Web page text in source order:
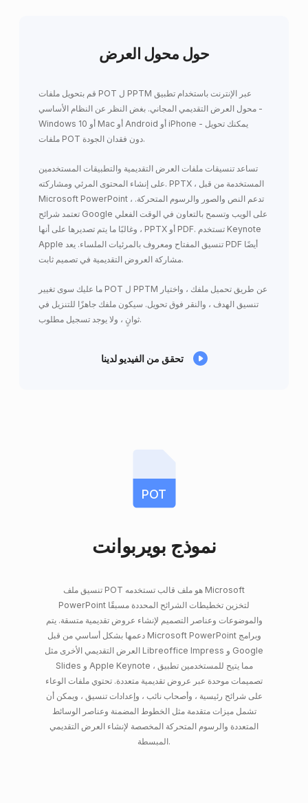
حول محول العرض
قم بتحويل ملفات POT ل PPTM عبر الإنترنت باستخدام تطبيق
محول العرض التقديمي المجاني. بغض النظر عن النظام الأساسي -
Windows 10 أو Mac أو Android أو iPhone - يمكنك تحويل
ملفات POT دون فقدان الجودة.
تساعد تنسيقات ملفات العرض التقديمية والتطبيقات المستخدمين
على إنشاء المحتوى المرئي ومشاركته. PPTX ، المستخدمة من قبل
Microsoft PowerPoint ، تدعم النص والصور والرسوم المتحركة.
تعتمد شرائح Google على الويب وتسمح بالتعاون في الوقت الفعلي
، وغالبًا ما يتم تصديرها على أنها PPTX أو PDF. تستخدم Keynote
Apple تنسيق المفتاح ومعروف بالمرئيات الملساء. يعد PDF أيضًا
مشاركة العروض التقديمية في تصميم ثابت.
ما عليك سوى تغيير POT ل PPTM عن طريق تحميل ملفك ، واختيار
تنسيق الهدف ، والنقر فوق تحويل. سيكون ملفك جاهزًا للتنزيل في
ثوانٍ ، ولا يوجد تسجيل مطلوب.
تحقق من الفيديو لدينا
POT
نموذج بويربوانت
تنسيق ملف POT هو ملف قالب تستخدمه Microsoft
PowerPoint لتخزين تخطيطات الشرائح المحددة مسبقًا
والموضوعات وعناصر التصميم لإنشاء عروض تقديمية متسقة. يتم
دعمها بشكل أساسي من قبل Microsoft PowerPoint وبرامج
العرض التقديمي الأخرى مثل Libreoffice Impress و Google
Slides و Apple Keynote ، مما يتيح للمستخدمين تطبيق
تصميمات موحدة عبر عروض تقديمية متعددة. تحتوي ملفات الوعاء
على شرائح رئيسية ، وأصحاب نائب ، وإعدادات تنسيق ، ويمكن أن
تشمل ميزات متقدمة مثل الخطوط المضمنة وعناصر الوسائط
المتعددة والرسوم المتحركة المخصصة لإنشاء العرض التقديمي
المبسطة.